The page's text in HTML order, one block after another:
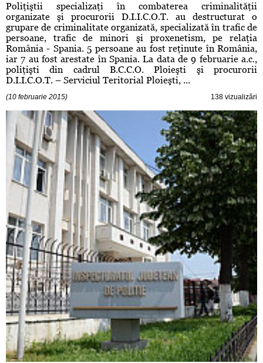
Poliţiştii specializaţi în combaterea criminalităţii
organizate şi procurorii D.I.I.C.O.T. au destructurat o
grupare de criminalitate organizată, specializată în trafic de
persoane, trafic de minori şi proxenetism, pe relaţia
România - Spania. 5 persoane au fost reţinute în România,
iar 7 au fost arestate în Spania. La data de 9 februarie a.c.,
poliţişti din cadrul B.C.C.O. Ploieşti şi procurorii
D.I.I.C.O.T. – Serviciul Teritorial Ploieşti, ...
(10 februarie 2015) 138 vizualizări